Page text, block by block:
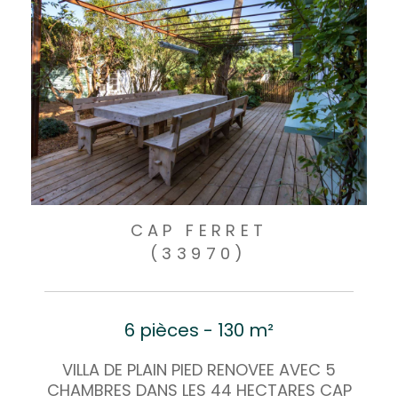
CAP FERRET
(33970)
6 pièces - 130 m²
VILLA DE PLAIN PIED RENOVEE AVEC 5
CHAMBRES DANS LES 44 HECTARES CAP